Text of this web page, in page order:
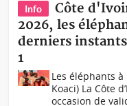
Info
Côte
2026, les
derniers
1
Les éléphants
Koaci) La Côte
occasion de